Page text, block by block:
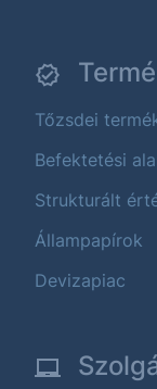
Tőzsdei
Befektetési
Strukturált
Állampapírok
Devizapiac